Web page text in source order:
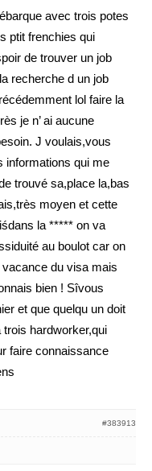
avec trois potes
ptit frenchies qui
de trouver un job
recherche d un job
lol faire la
je n’ ai aucune
J voulais,vous
informations qui me
trouvé sa,place la,bas
moyen et cette
la ***** on va
au boulot car on
du visa mais
bien ! Sîvous
et que quelqu un doit
hardworker,qui
faire connaissance
#383913